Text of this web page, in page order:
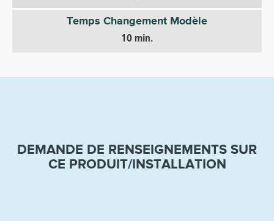
Temps Changement Modèle
10 min.
DEMANDE DE RENSEIGNEMENTS SUR
CE PRODUIT/INSTALLATION